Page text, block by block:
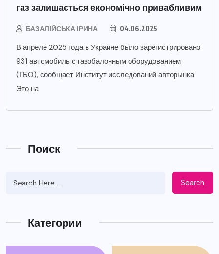
газ залишається економічно привабливим
БАЗАЛІЙСЬКА ІРИНА 04.06.2025
В апреле 2025 года в Украине было зарегистрировано
931 автомобиль с газобалонным оборудованием
(ГБО), сообщает Институт исследований авторынка.
Это на
Поиск
Search
Категории